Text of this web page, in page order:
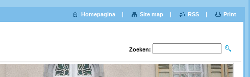
Zoeken:
Homepagina Site map RSS Print